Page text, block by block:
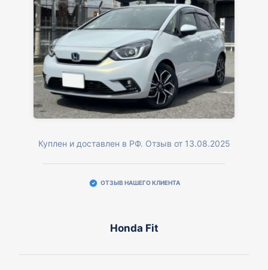
Куплен и доставлен в РФ. Отзыв от 13.08.2025
ОТЗЫВ НАШЕГО КЛИЕНТА
Honda Fit